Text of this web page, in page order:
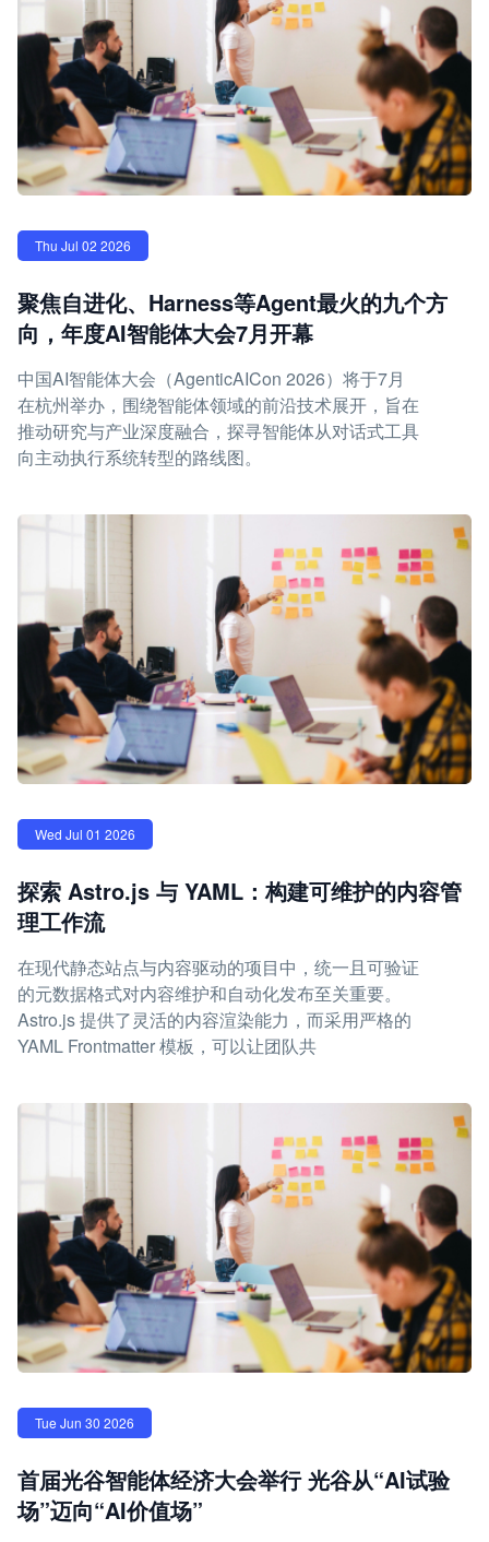
Thu Jul 02 2026
聚焦自进化、Harness等Agent最火的九个方
向，年度AI智能体大会7月开幕
中国AI智能体大会（AgenticAICon 2026）将于7月
在杭州举办，围绕智能体领域的前沿技术展开，旨在
推动研究与产业深度融合，探寻智能体从对话式工具
向主动执行系统转型的路线图。
Wed Jul 01 2026
探索 Astro.js 与 YAML：构建可维护的内容管
理工作流
在现代静态站点与内容驱动的项目中，统一且可验证
的元数据格式对内容维护和自动化发布至关重要。
Astro.js 提供了灵活的内容渲染能力，而采用严格的
YAML Frontmatter 模板，可以让团队共
Tue Jun 30 2026
首届光谷智能体经济大会举行 光谷从“AI试验
场”迈向“AI价值场”